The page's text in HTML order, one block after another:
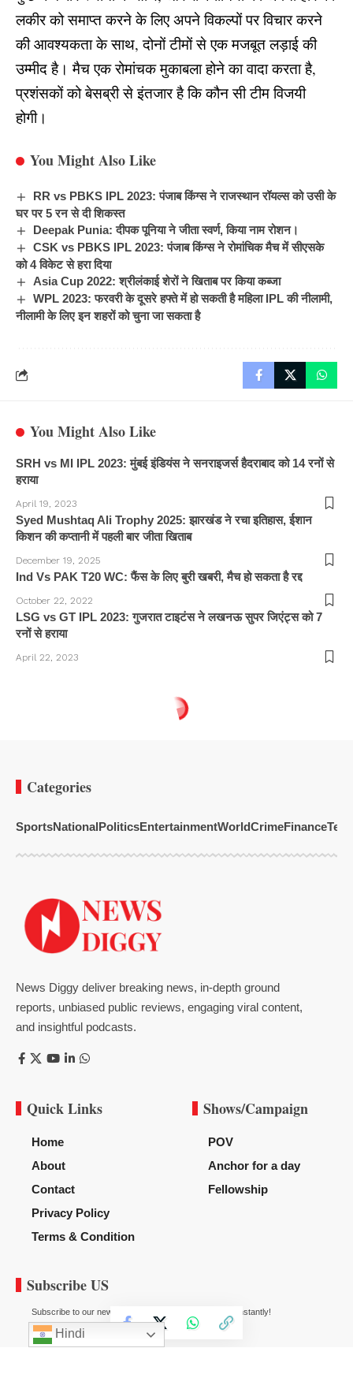
लकीर को समाप्त करने के लिए अपने विकल्पों पर विचार करने
की आवश्यकता के साथ, दोनों टीमों से एक मजबूत लड़ाई की
उम्मीद है। मैच एक रोमांचक मुकाबला होने का वादा करता है,
प्रशंसकों को बेसब्री से इंतजार है कि कौन सी टीम विजयी
होगी।
You Might Also Like
RR vs PBKS IPL 2023: पंजाब किंग्स ने राजस्थान रॉयल्स को उसी के
घर पर 5 रन से दी शिकस्त
Deepak Punia: दीपक पूनिया ने जीता स्वर्ण, किया नाम रोशन।
CSK vs PBKS IPL 2023: पंजाब किंग्स ने रोमांचिक मैच में सीएसके
को 4 विकेट से हरा दिया
Asia Cup 2022: श्रीलंकाई शेरों ने खिताब पर किया कब्जा
WPL 2023: फरवरी के दूसरे हफ्ते में हो सकती है महिला IPL की नीलामी,
नीलामी के लिए इन शहरों को चुना जा सकता है
You Might Also Like
SRH vs MI IPL 2023: मुंबई इंडियंस ने सनराइजर्स हैदराबाद को 14 रनों से
हराया
April 19, 2023
Syed Mushtaq Ali Trophy 2025: झारखंड ने रचा इतिहास, ईशान
किशन की कप्तानी में पहली बार जीता खिताब
December 19, 2025
Ind Vs PAK T20 WC: फैंस के लिए बुरी खबरी, मैच हो सकता है रद्द
October 22, 2022
LSG vs GT IPL 2023: गुजरात टाइटंस ने लखनऊ सुपर जिएंट्स को 7
रनों से हराया
April 22, 2023
Categories
SportsNationalPoliticsEntertainmentWorldCrimeFinance
News Diggy deliver breaking news, in-depth ground
reports, unbiased public reviews, engaging viral content,
and insightful podcasts.
Quick Links
Home
About
Contact
Privacy Policy
Terms & Condition
Shows/Campaign
POV
Anchor for a day
Fellowship
Subscribe US
Subscribe to our newsletter to get our newest articles instantly!
Hindi